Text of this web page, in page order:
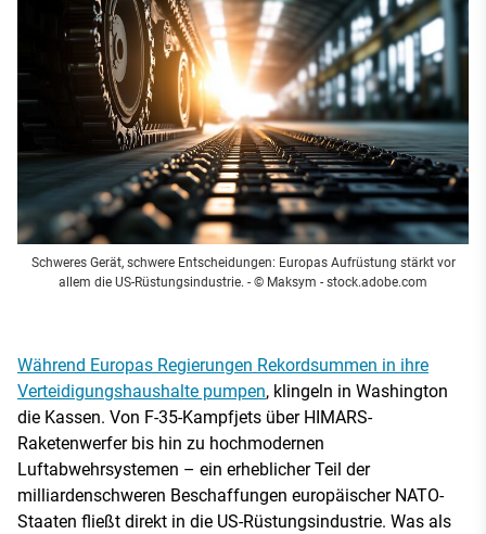
Schweres Gerät, schwere Entscheidungen: Europas Aufrüstung stärkt vor
allem die US-Rüstungsindustrie. - © Maksym - stock.adobe.com
Während Europas Regierungen Rekordsummen in ihre
Verteidigungshaushalte pumpen, klingeln in Washington
die Kassen. Von F-35-Kampfjets über HIMARS-
Raketenwerfer bis hin zu hochmodernen
Luftabwehrsystemen – ein erheblicher Teil der
milliardenschweren Beschaffungen europäischer NATO-
Staaten fließt direkt in die US-Rüstungsindustrie. Was als